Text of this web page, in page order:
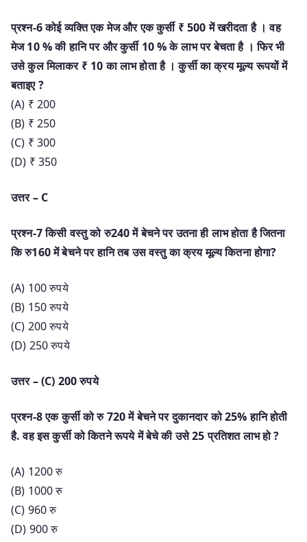
प्रश्न-6 कोई व्यक्ति एक मेज और एक कुर्सी ₹ 500 में खरीदता है । वह
मेज 10 % की हानि पर और कुर्सी 10 % के लाभ पर बेचता है । फिर भी
उसे कुल मिलाकर ₹ 10 का लाभ होता है । कुर्सी का क्रय मूल्य रूपयों में
बताइए ?
(A) ₹ 200
(B) ₹ 250
(C) ₹ 300
(D) ₹ 350
उत्तर – C
प्रश्न-7 किसी वस्तु को रु240 में बेचने पर उतना ही लाभ होता है जितना
कि रु160 में बेचने पर हानि तब उस वस्तु का क्रय मूल्य कितना होगा?
(A) 100 रुपये
(B) 150 रुपये
(C) 200 रुपये
(D) 250 रुपये
उत्तर – (C) 200 रुपये
प्रश्न-8 एक कुर्सी को रु 720 में बेचने पर दुकानदार को 25% हानि होती
है. वह इस कुर्सी को कितने रूपये में बेचे की उसे 25 प्रतिशत लाभ हो ?
(A) 1200 रु
(B) 1000 रु
(C) 960 रु
(D) 900 रु